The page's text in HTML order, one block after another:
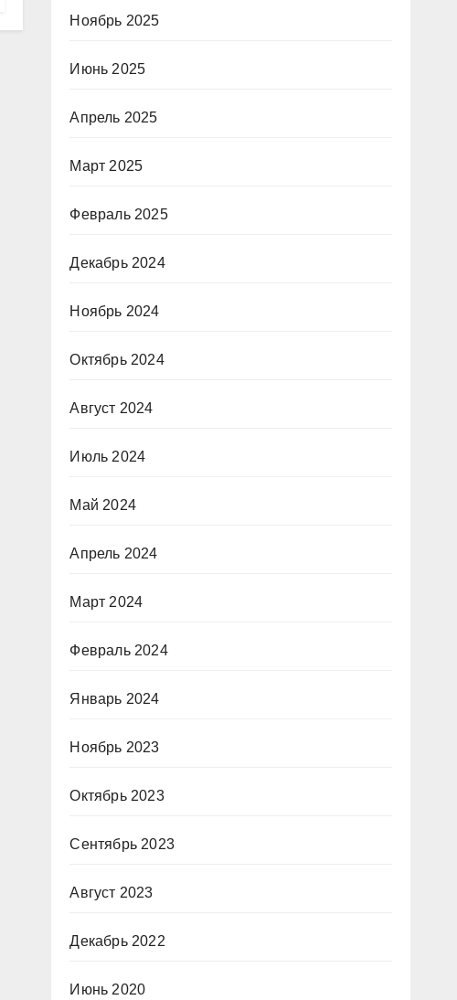
Ноябрь 2025
Июнь 2025
Апрель 2025
Март 2025
Февраль 2025
Декабрь 2024
Ноябрь 2024
Октябрь 2024
Август 2024
Июль 2024
Май 2024
Апрель 2024
Март 2024
Февраль 2024
Январь 2024
Ноябрь 2023
Октябрь 2023
Сентябрь 2023
Август 2023
Декабрь 2022
Июнь 2020